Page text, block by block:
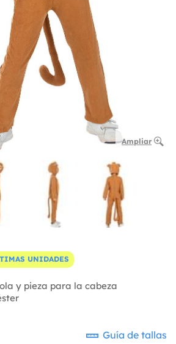
Ampliar
UNIDADES
y pieza para la cabeza
Guía de tallas